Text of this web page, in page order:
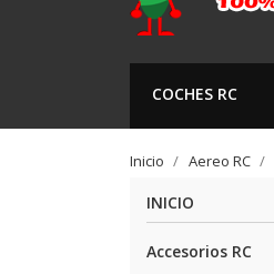
COCHES RC
Inicio Aereo RC
INICIO
Accesorios RC